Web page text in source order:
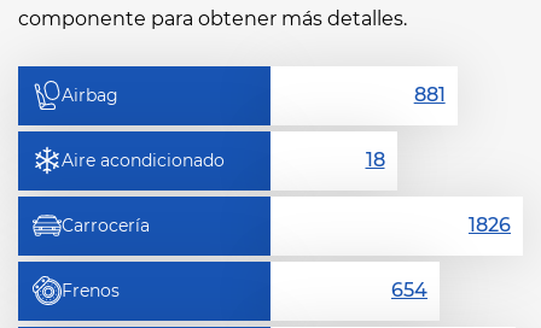
componente para obtener más detalles.
Airbag
Aire acondicionado
Carrocería
Frenos